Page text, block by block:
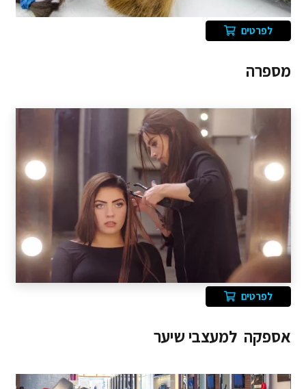
לפרטים
מספרה
לפרטים
אספקה למעצבי שיער